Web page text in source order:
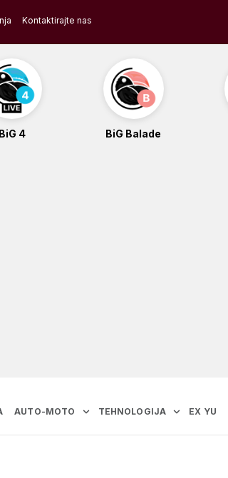
Kontaktirajte nas
BiG 4 BiG Balade
AUTO-MOTO TEHNOLOGIJA EX YU